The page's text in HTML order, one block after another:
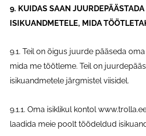
9. KUIDAS SAAN JUURDEPÄÄSTADA
ISIKUANDMETELE, MIDA
9.1. Teil on õigus juurde pääseda
mida me töötleme. Teil on
isikuandmetele järgmistel viisidel.
9.1.1. Oma isiklikul kontol
laadida meie poolt töödeldud